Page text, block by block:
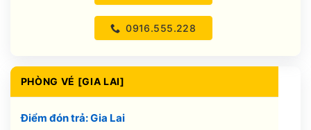
0916.555.228
PHÒNG VÉ [GIA LAI]
Điểm đón trả: Gia Lai